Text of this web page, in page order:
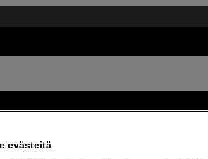
evästeitä